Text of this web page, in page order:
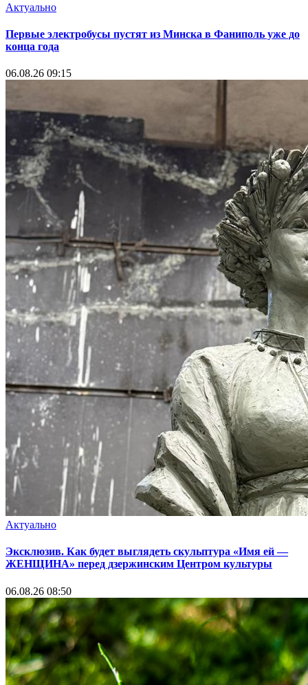
Актуально
Первые электробусы пустят из Минска в Фаниполь уже до
конца года
06.08.26 09:15
Актуально
Эксклюзив. Как будет выглядеть скульптура «Имя ей —
ЖЕНЩИНА» перед дзержинским Центром культуры
06.08.26 08:50